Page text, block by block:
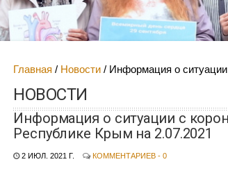
Главная Новости Информация о
НОВОСТИ
Информация о ситуации с
Республике Крым на 2.07.2021
2 ИЮЛ. 2021 Г. КОММЕНТАРИЕВ - 0